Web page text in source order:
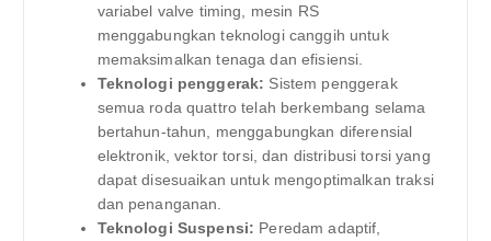
variabel valve timing, mesin RS
menggabungkan teknologi canggih untuk
memaksimalkan tenaga dan efisiensi.
Teknologi penggerak: Sistem penggerak
semua roda quattro telah berkembang selama
bertahun-tahun, menggabungkan diferensial
elektronik, vektor torsi, dan distribusi torsi yang
dapat disesuaikan untuk mengoptimalkan traksi
dan penanganan.
Teknologi Suspensi: Peredam adaptif,